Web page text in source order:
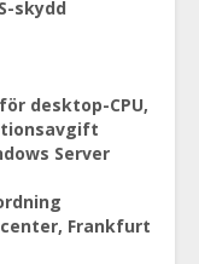
skydd
desktop-CPU,
Server
Frankfurt